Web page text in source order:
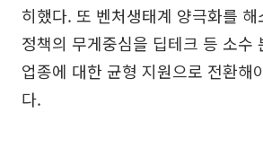
히했다. 또 벤처생태계 양극화를 해
정책의 무게중심을 딥테크 등 소수
업종에 대한 균형 지원으로 전환해
다.